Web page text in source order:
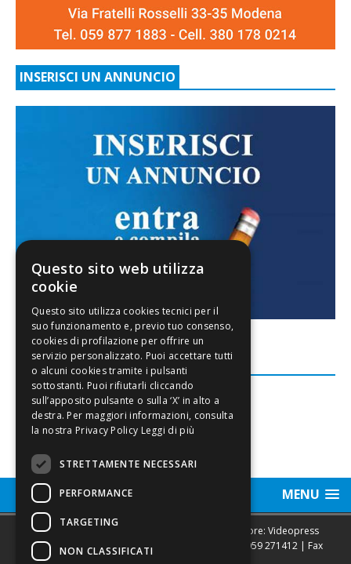
INSERISCI UN ANNUNCIO
FACEBOOK
MENU
Sede legale, Redazione, pubblicità e annunci Editore: Videopress
Modena S.r.l. via Emilia Est, 402/6 - Modena | Tel.
059 271412 | Fax
Questo sito web utilizza
cookie
Leggi di più
STRETTAMENTE NECESSARI
PERFORMANCE
TARGETING
NON CLASSIFICATI